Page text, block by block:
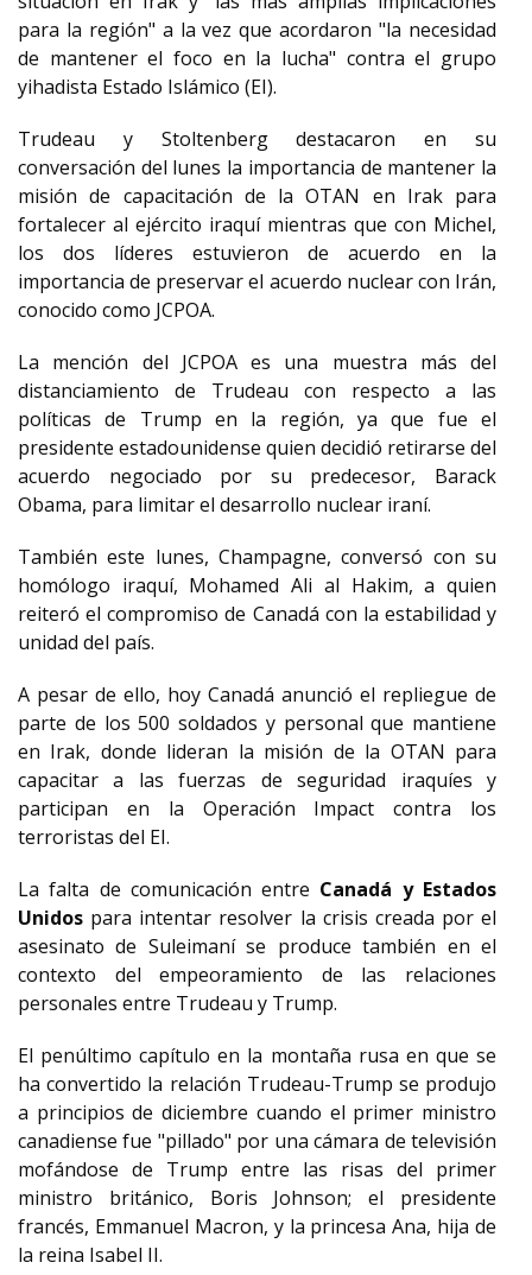
para la región" a la vez que acordaron "la necesidad
de mantener el foco en la lucha" contra el grupo
yihadista Estado Islámico (EI).
Trudeau y Stoltenberg destacaron en su
conversación del lunes la importancia de mantener la
misión de capacitación de la OTAN en Irak para
fortalecer al ejército iraquí mientras que con Michel,
los dos líderes estuvieron de acuerdo en la
importancia de preservar el acuerdo nuclear con Irán,
conocido como JCPOA.
La mención del JCPOA es una muestra más del
distanciamiento de Trudeau con respecto a las
políticas de Trump en la región, ya que fue el
presidente estadounidense quien decidió retirarse del
acuerdo negociado por su predecesor, Barack
Obama, para limitar el desarrollo nuclear iraní.
También este lunes, Champagne, conversó con su
homólogo iraquí, Mohamed Ali al Hakim, a quien
reiteró el compromiso de Canadá con la estabilidad y
unidad del país.
A pesar de ello, hoy Canadá anunció el repliegue de
parte de los 500 soldados y personal que mantiene
en Irak, donde lideran la misión de la OTAN para
capacitar a las fuerzas de seguridad iraquíes y
participan en la Operación Impact contra los
terroristas del EI.
La falta de comunicación entre Canadá y Estados
Unidos para intentar resolver la crisis creada por el
asesinato de Suleimaní se produce también en el
contexto del empeoramiento de las relaciones
personales entre Trudeau y Trump.
El penúltimo capítulo en la montaña rusa en que se
ha convertido la relación Trudeau-Trump se produjo
a principios de diciembre cuando el primer ministro
canadiense fue "pillado" por una cámara de televisión
mofándose de Trump entre las risas del primer
ministro británico, Boris Johnson; el presidente
francés, Emmanuel Macron, y la princesa Ana, hija de
la reina Isabel II.